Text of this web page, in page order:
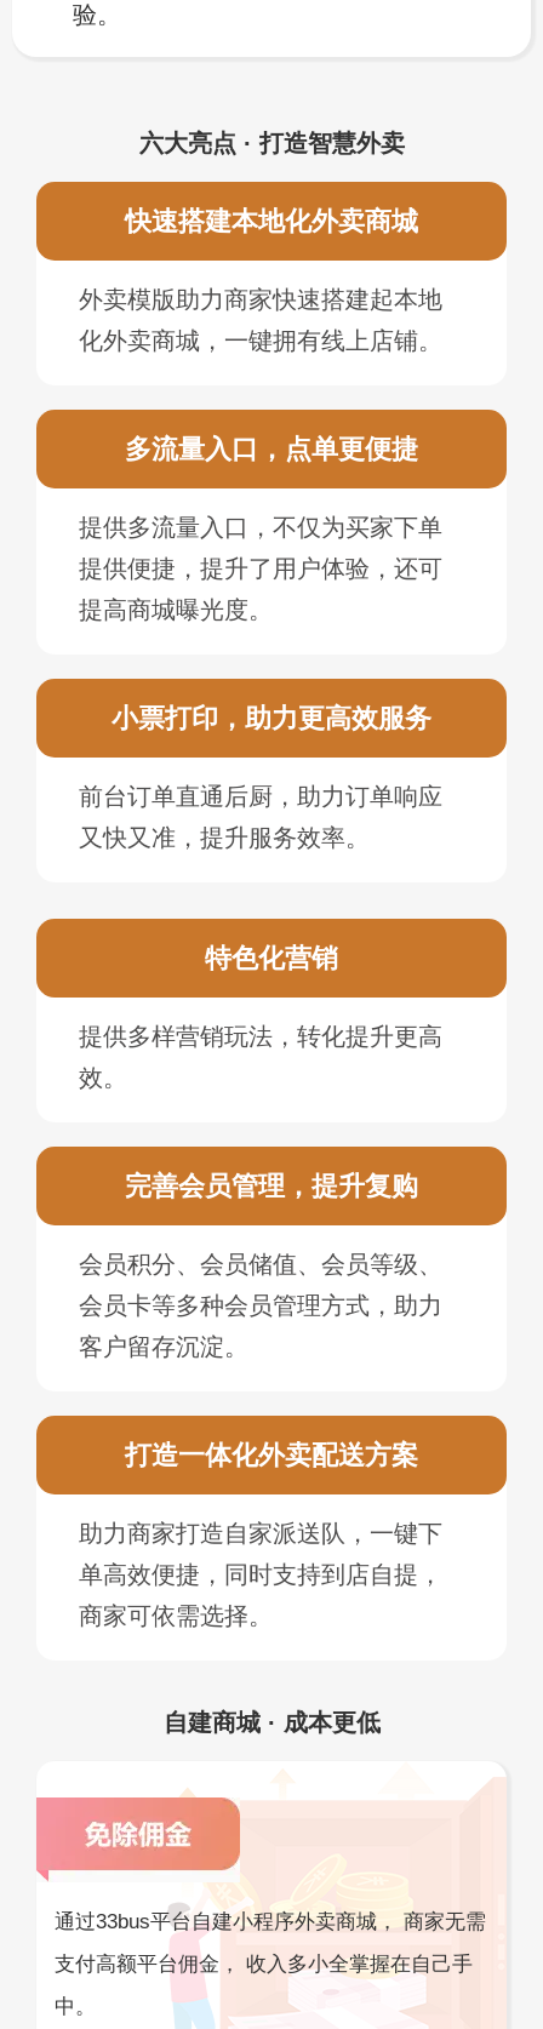
验。
六大亮点 · 打造智慧外卖
快速搭建本地化外卖商城
外卖模版助力商家快速搭建起本地
化外卖商城，一键拥有线上店铺。
多流量入口，点单更便捷
提供多流量入口，不仅为买家下单
提供便捷，提升了用户体验，还可
提高商城曝光度。
小票打印，助力更高效服务
前台订单直通后厨，助力订单响应
又快又准，提升服务效率。
特色化营销
提供多样营销玩法，转化提升更高
效。
完善会员管理，提升复购
会员积分、会员储值、会员等级、
会员卡等多种会员管理方式，助力
客户留存沉淀。
打造一体化外卖配送方案
助力商家打造自家派送队，一键下
单高效便捷，同时支持到店自提，
商家可依需选择。
自建商城 · 成本更低
通过33bus平台自建小程序外卖商城， 商家无需
支付高额平台佣金， 收入多小全掌握在自己手
中。